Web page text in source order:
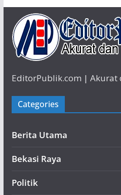
EditorPublik.com | Akurat
Categories
Berita Utama
Bekasi Raya
Politik